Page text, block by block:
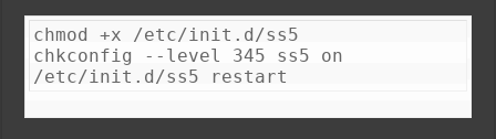
chmod +x /etc/init.d/ss5
chkconfig --level 345 ss5 on
/etc/init.d/ss5 restart